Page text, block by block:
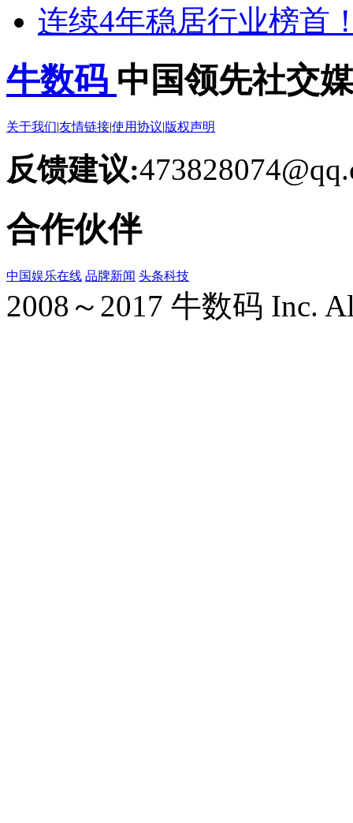
连续4年稳居行业榜首
牛数码 中国领先社交
关于我们|友情链接|使用协议|版权声明
反馈建议:
合作伙伴
中国娱乐在线 品牌新闻 头条科技
2008～2017 牛数码 Inc.